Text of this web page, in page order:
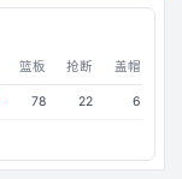
篮板 抢断 盖帽
78 22 6